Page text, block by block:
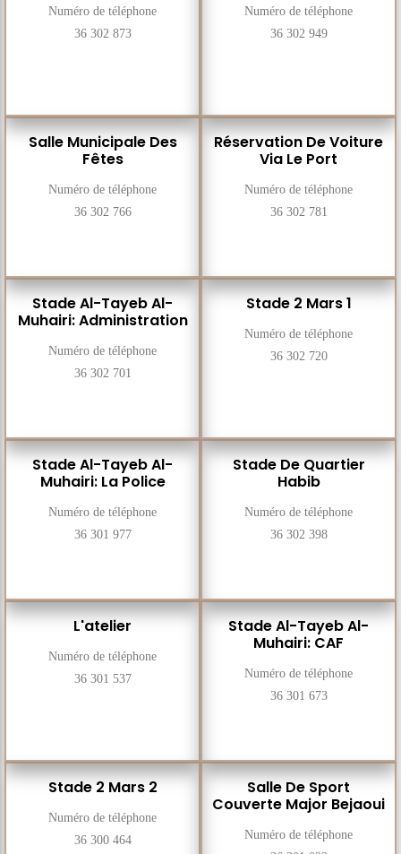
Numéro de téléphone
36 302 949
Numéro de téléphone
36 302 873
Réservation De Voiture
Via Le Port
Numéro de téléphone
36 302 781
Salle Municipale Des
Fêtes
Numéro de téléphone
36 302 766
Stade 2 Mars 1
Numéro de téléphone
36 302 720
Stade Al-Tayeb Al-
Muhairi: Administration
Numéro de téléphone
36 302 701
Stade De Quartier
Habib
Numéro de téléphone
36 302 398
Stade Al-Tayeb Al-
Muhairi: La Police
Numéro de téléphone
36 301 977
Stade Al-Tayeb Al-
Muhairi: CAF
Numéro de téléphone
36 301 673
L'atelier
Numéro de téléphone
36 301 537
Salle De Sport
Couverte Major Bejaoui
Numéro de téléphone
Stade 2 Mars 2
Numéro de téléphone
36 300 464